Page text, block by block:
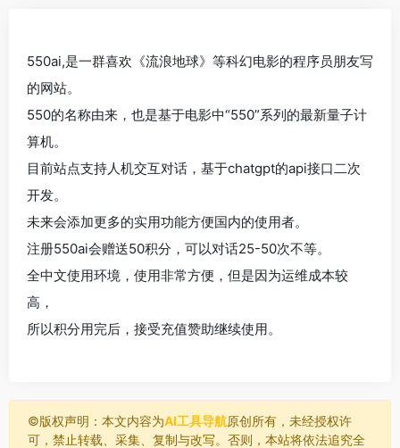
550ai,是一群喜欢《流浪地球》等科幻电影的程序员朋友写
的网站。
550的名称由来，也是基于电影中“550”系列的最新量子计
算机。
目前站点支持人机交互对话，基于chatgpt的api接口二次
开发。
未来会添加更多的实用功能方便国内的使用者。
注册550ai会赠送50积分，可以对话25-50次不等。
全中文使用环境，使用非常方便，但是因为运维成本较
高，
所以积分用完后，接受充值赞助继续使用。
©️版权声明：本文内容为AI工具导航原创所有，未经授权许
可，禁止转载、采集、复制与改写。否则，本站将依法追究全